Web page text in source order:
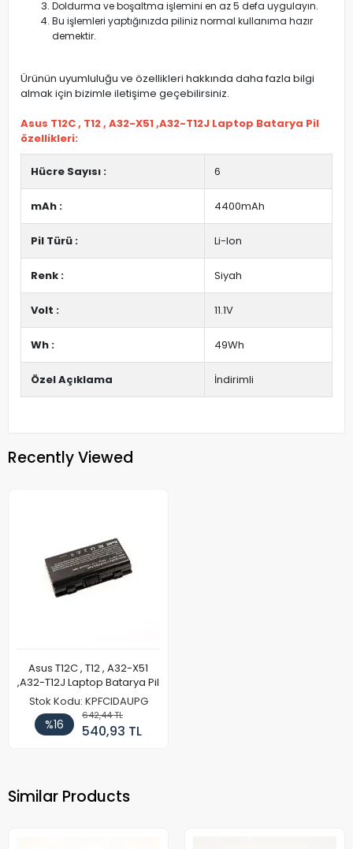
Doldurma ve boşaltma işlemini en az 5 defa uygulayın.
Bu işlemleri yaptığınızda piliniz normal kullanıma hazır
demektir.
Ürünün uyumluluğu ve özellikleri hakkında daha fazla bilgi
almak için bizimle iletişime geçebilirsiniz.
Asus T12C , T12 , A32-X51 ,A32-T12J Laptop Batarya Pil
özellikleri:
Hücre Sayısı : 6
mAh : 4400mAh
Pil Türü : Li-Ion
Renk : Siyah
Volt : 11.1V
Wh : 49Wh
Özel Açıklama İndirimli
Recently Viewed
Asus T12C , T12 , A32-X51
,A32-T12J Laptop Batarya Pil
Stok Kodu: KPFCIDAUPG
%16
642,44 TL
540,93 TL
Similar Products